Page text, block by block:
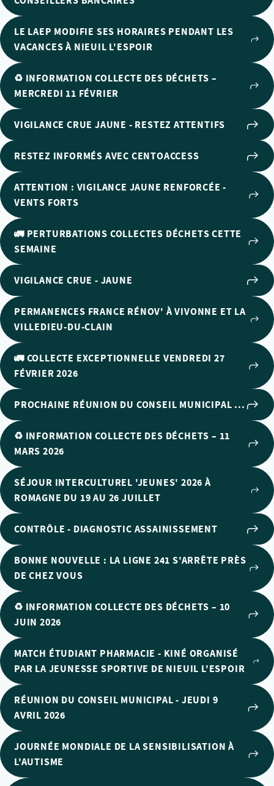
LE LAEP MODIFIE SES HORAIRES PENDANT LES
VACANCES À NIEUIL L'ESPOIR
♻️ INFORMATION COLLECTE DES DÉCHETS –
MERCREDI 11 FÉVRIER
VIGILANCE CRUE JAUNE - RESTEZ ATTENTIFS
RESTEZ INFORMÉS AVEC CENTOACCESS
ATTENTION : VIGILANCE JAUNE RENFORCÉE -
VENTS FORTS
🚛 PERTURBATIONS COLLECTES DÉCHETS CETTE
SEMAINE
VIGILANCE CRUE - JAUNE
PERMANENCES FRANCE RÉNOV' À VIVONNE ET LA
VILLEDIEU-DU-CLAIN
🚛 COLLECTE EXCEPTIONNELLE VENDREDI 27
FÉVRIER 2026
PROCHAINE RÉUNION DU CONSEIL MUNICIPAL ...
♻️ INFORMATION COLLECTE DES DÉCHETS – 11
MARS 2026
SÉJOUR INTERCULTUREL 'JEUNES' 2026 À
ROMAGNE DU 19 AU 26 JUILLET
CONTRÔLE - DIAGNOSTIC ASSAINISSEMENT
BONNE NOUVELLE : LA LIGNE 241 S'ARRÊTE PRÈS
DE CHEZ VOUS
♻️ INFORMATION COLLECTE DES DÉCHETS – 10
JUIN 2026
MATCH ÉTUDIANT PHARMACIE - KINÉ ORGANISÉ
PAR LA JEUNESSE SPORTIVE DE NIEUIL L'ESPOIR
RÉUNION DU CONSEIL MUNICIPAL - JEUDI 9
AVRIL 2026
JOURNÉE MONDIALE DE LA SENSIBILISATION À
L'AUTISME